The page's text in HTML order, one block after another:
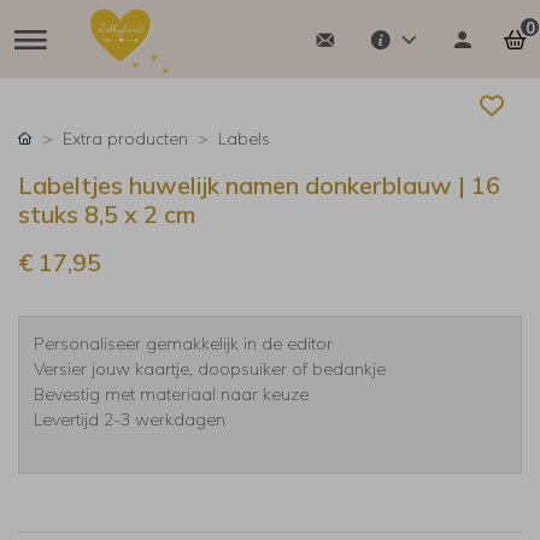
0
Extra producten Labels
Labeltjes huwelijk namen donkerblauw | 16
stuks 8,5 x 2 cm
€ 17,95
Personaliseer gemakkelijk in de editor
Versier jouw kaartje, doopsuiker of bedankje
Bevestig met materiaal naar keuze
Levertijd 2-3 werkdagen